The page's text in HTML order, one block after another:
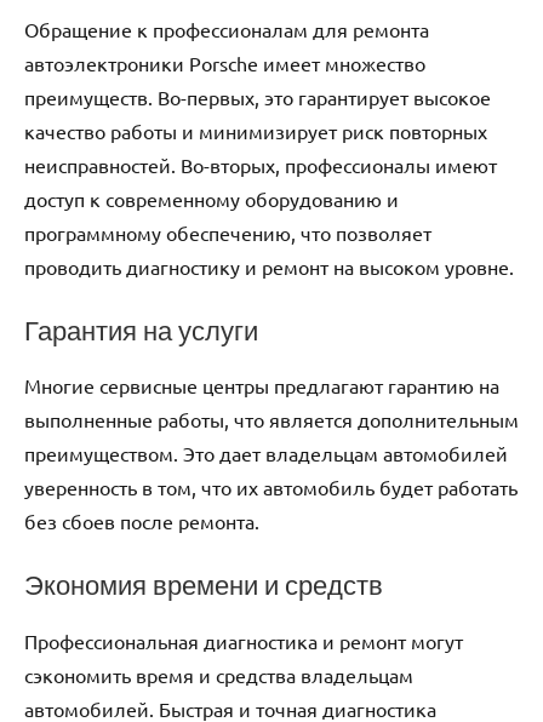
Обращение к профессионалам для ремонта
автоэлектроники Porsche имеет множество
преимуществ. Во-первых, это гарантирует высокое
качество работы и минимизирует риск повторных
неисправностей. Во-вторых, профессионалы имеют
доступ к современному оборудованию и
программному обеспечению, что позволяет
проводить диагностику и ремонт на высоком уровне.
Гарантия на услуги
Многие сервисные центры предлагают гарантию на
выполненные работы, что является дополнительным
преимуществом. Это дает владельцам автомобилей
уверенность в том, что их автомобиль будет работать
без сбоев после ремонта.
Экономия времени и средств
Профессиональная диагностика и ремонт могут
сэкономить время и средства владельцам
автомобилей. Быстрая и точная диагностика